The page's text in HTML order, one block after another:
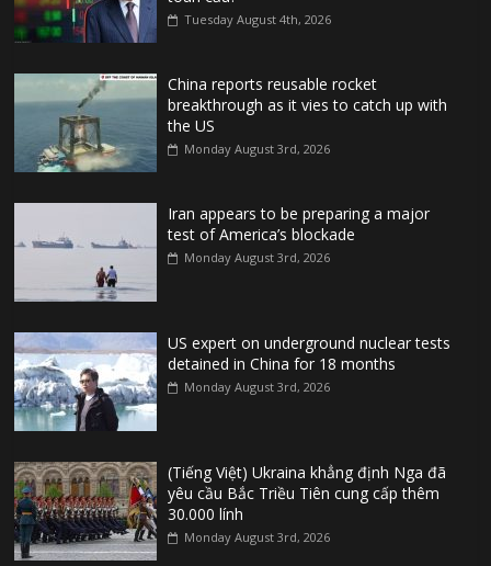
Tuesday August 4th, 2026
China reports reusable rocket
breakthrough as it vies to catch up with
the US
Monday August 3rd, 2026
Iran appears to be preparing a major
test of America’s blockade
Monday August 3rd, 2026
US expert on underground nuclear tests
detained in China for 18 months
Monday August 3rd, 2026
(Tiếng Việt) Ukraina khẳng định Nga đã
yêu cầu Bắc Triều Tiên cung cấp thêm
30.000 lính
Monday August 3rd, 2026